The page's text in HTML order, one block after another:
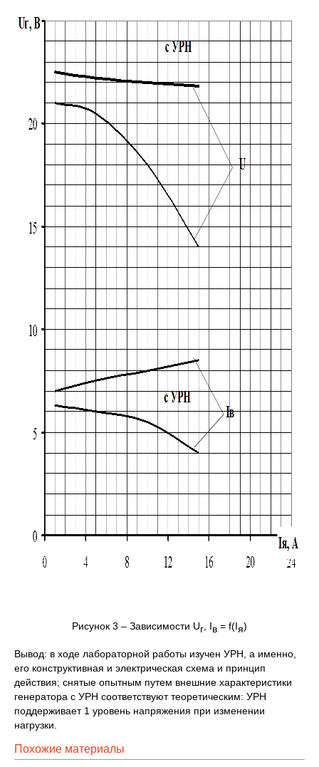
Рисунок 3 – Зависимости Uг, Iв = f(Iя)
Вывод: в ходе лабораторной работы изучен УРН, а именно,
его конструктивная и электрическая схема и принцип
действия; снятые опытным путем внешние характеристики
генератора с УРН соответствуют теоретическим: УРН
поддерживает 1 уровень напряжения при изменении
нагрузки.
Похожие материалы